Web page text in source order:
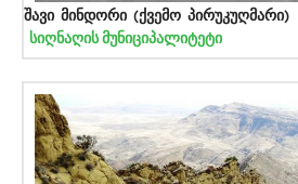
შავი მინდორი (ქვემო პირუკუღმარი)
სიღნაღის მუნიციპალიტეტი